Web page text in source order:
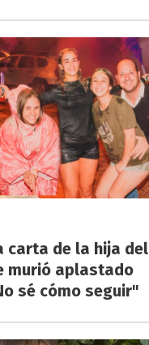
carta de la hija del
murió aplastado
sé cómo seguir"